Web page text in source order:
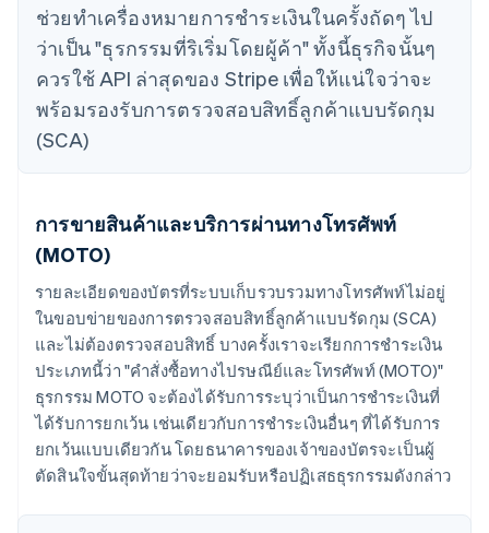
ช่วยทำเครื่องหมายการชำระเงินในครั้งถัดๆ ไป
ว่าเป็น "ธุรกรรมที่ริเริ่มโดยผู้ค้า" ทั้งนี้ธุรกิจนั้นๆ
ควรใช้ API ล่าสุดของ Stripe เพื่อให้แน่ใจว่าจะ
พร้อมรองรับการตรวจสอบสิทธิ์ลูกค้าแบบรัดกุม
(SCA)
การขายสินค้าและบริการผ่านทางโทรศัพท์
(MOTO)
รายละเอียดของบัตรที่ระบบเก็บรวบรวมทางโทรศัพท์ไม่อยู่
ในขอบข่ายของการตรวจสอบสิทธิ์ลูกค้าแบบรัดกุม (SCA)
และไม่ต้องตรวจสอบสิทธิ์ บางครั้งเราจะเรียกการชำระเงิน
ประเภทนี้ว่า "คำสั่งซื้อทางไปรษณีย์และโทรศัพท์ (MOTO)"
ธุรกรรม MOTO จะต้องได้รับการระบุว่าเป็นการชำระเงินที่
ได้รับการยกเว้น เช่นเดียวกับการชำระเงินอื่นๆ ที่ได้รับการ
ยกเว้นแบบเดียวกัน โดยธนาคารของเจ้าของบัตรจะเป็นผู้
ตัดสินใจขั้นสุดท้ายว่าจะยอมรับหรือปฏิเสธธุรกรรมดังกล่าว